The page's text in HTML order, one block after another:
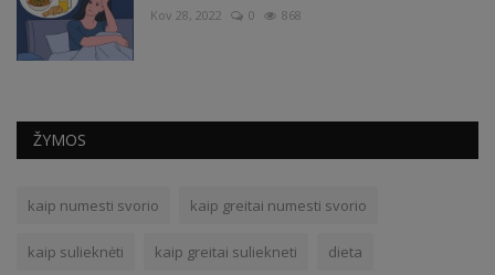
Kov 28, 2022 0 868
ŽYMOS
kaip numesti svorio kaip greitai numesti svorio
kaip sulieknėti kaip greitai suliekneti dieta